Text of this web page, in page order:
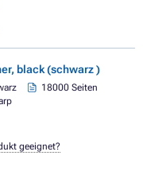
black (schwarz )
18000 Seiten
geeignet?